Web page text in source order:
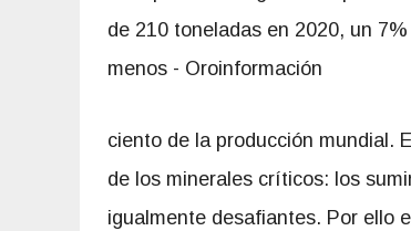
ciento de la producción mundial.
de los minerales críticos: los
igualmente desafiantes. Por ello